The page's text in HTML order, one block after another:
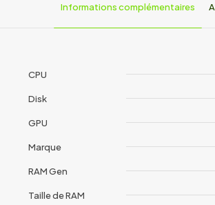
Informations complémentaires
CPU
Disk
GPU
Marque
RAM Gen
Taille de RAM